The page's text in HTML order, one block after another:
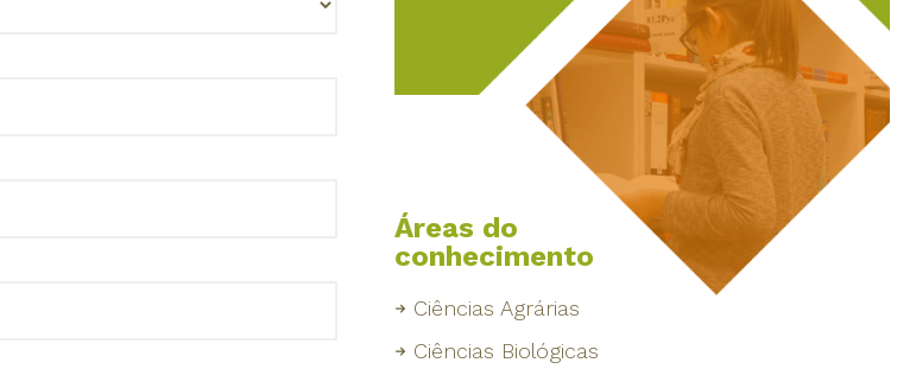
Áreas do
conhecimento
Ciências Agrárias
Ciências Biológicas